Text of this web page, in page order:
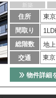
新築
住所
東
間取り
総階数
地
交通
東
物件詳細